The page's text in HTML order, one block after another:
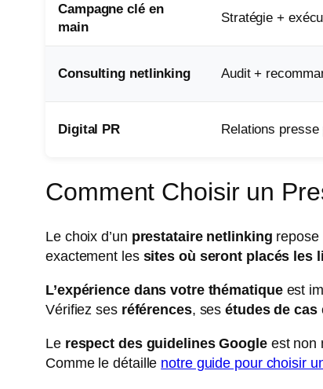
Campagne clé en
main
Stratégie +
Consulting netlinking Audit +
Digital PR Relations
Comment Choisir un
Le choix d’un prestataire netlinking
exactement les sites où seront placés les
L’expérience dans votre thématiqueest
Vérifiez ses références, sesétudes de cas
Le respect des guidelines Googleest non
Comme le détaille notre guide pour choisir